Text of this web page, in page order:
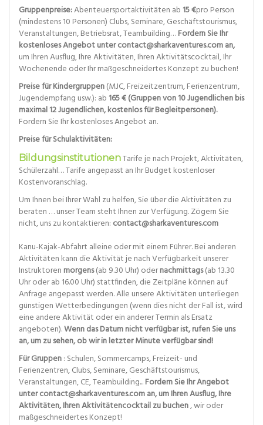
Gruppenpreise:Abenteuersportaktivitäten ab 15 €pro Person
(mindestens 10 Personen) Clubs, Seminare, Geschäftstourismus,
Veranstaltungen, Betriebsrat, Teambuilding…Fordern Sie Ihr
kostenloses Angebot unter contact@sharkaventures.com an,
um Ihren Ausflug, Ihre Aktivitäten, Ihren Aktivitätscocktail, Ihr
Wochenende oder Ihr maßgeschneidertes Konzept zu buchen!
Preise für Kindergruppen(MJC, Freizeitzentrum, Ferienzentrum,
Jugendempfang usw.): ab 165 € (Gruppen von 10 Jugendlichen bis
maximal 12 Jugendlichen, kostenlos für Begleitpersonen).
Fordern Sie Ihr kostenloses Angebot an.
Preise für Schulaktivitäten:
BildungsinstitutionenTarife je nach Projekt, Aktivitäten,
Schülerzahl… Tarife angepasst an Ihr Budget kostenloser
Kostenvoranschlag.
Um Ihnen bei Ihrer Wahl zu helfen, Sie über die Aktivitäten zu
beraten … unser Team steht Ihnen zur Verfügung. Zögern Sie
nicht, uns zu kontaktieren: contact@sharkaventures.com
Kanu-Kajak-Abfahrt alleine oder mit einem Führer. Bei anderen
Aktivitäten kann die Aktivität je nach Verfügbarkeit unserer
Instruktoren morgens(ab 9.30 Uhr) odernachmittags(ab 13.30
Uhr oder ab 16.00 Uhr) stattfinden, die Zeitpläne können auf
Anfrage angepasst werden. Alle unsere Aktivitäten unterliegen
günstigen Wetterbedingungen (wenn dies nicht der Fall ist, wird
eine andere Aktivität oder ein anderer Termin als Ersatz
angeboten).Wenn das Datum nicht verfügbar ist, rufen Sie uns
an, um zu sehen, ob wir in letzter Minute verfügbar sind!
Für Gruppen: Schulen, Sommercamps, Freizeit- und
Ferienzentren, Clubs, Seminare, Geschäftstourismus,
Veranstaltungen, CE, Teambuilding...Fordern Sie Ihr Angebot
unter contact@sharkaventures.com an, um Ihren Ausflug, Ihre
Aktivitäten, Ihren Aktivitätencocktail zu buchen, wir oder
maßgeschneidertes Konzept!